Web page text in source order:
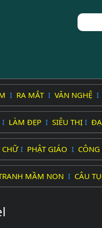
I RA MẮT I VĂN NGHỆ I
I LÀM ĐẸP I SIÊU THỊ I
CHỮI PHẬT GIÁO I
MẦM NON I CÂU